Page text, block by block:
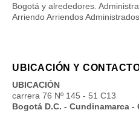
Bogotá y alrededores.
Arriendo Arriendos Administrados
UBICACIÓN Y
UBICACIÓN
carrera 76 Nº 145 - 51 C13
Bogotá D.C. - Cundinamarca -